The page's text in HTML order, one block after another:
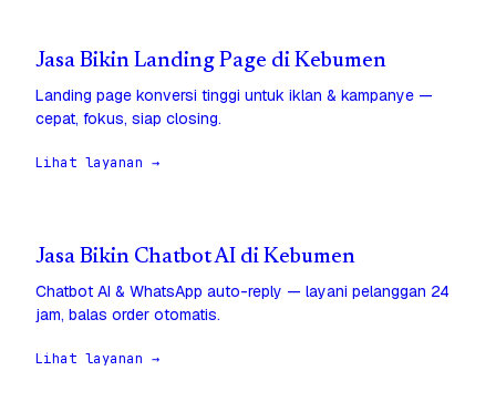
Jasa Bikin Landing Page di Kebumen
Landing page konversi tinggi untuk iklan & kampanye —
cepat, fokus, siap closing.
Lihat layanan →
Jasa Bikin Chatbot AI di Kebumen
Chatbot AI & WhatsApp auto-reply — layani pelanggan 24
jam, balas order otomatis.
Lihat layanan →